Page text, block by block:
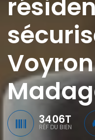
Voyron
3406T
RÉF DU BIEN